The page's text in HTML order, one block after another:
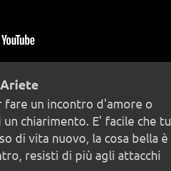
Ariete
fare un incontro d'amore o
chiarimento. E' facile che tu
di vita nuovo, la cosa bella è
resisti di più agli attacchi